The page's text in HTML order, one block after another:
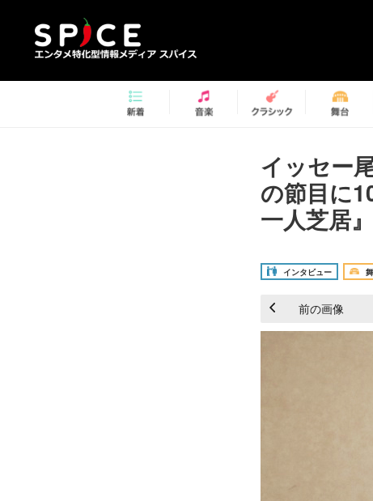
イッセー
の節目に
一人芝居
インタビュー
前の画像